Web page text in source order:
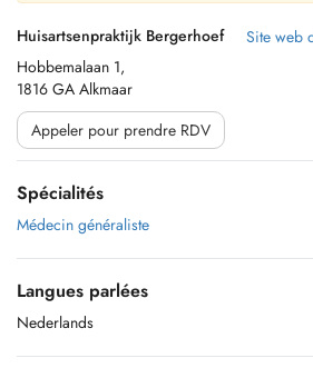
Huisartsenpraktijk Bergerhoef
Hobbemalaan 1,
1816 GA Alkmaar
Site web
Appeler pour prendre RDV
Spécialités
Médecin généraliste
Langues parlées
Nederlands